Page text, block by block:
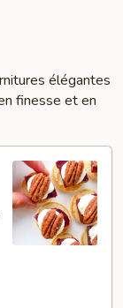
élégantes
finesse et en